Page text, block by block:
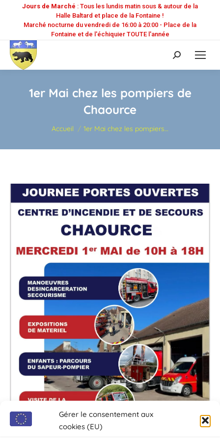
Gérer le consentement aux
cookies (EU)
Jours de Marché : Tous les lundis matin sous & autour de la
Halle Baltard et place de la Fontaine !
Marché nocturne du vendredi de 16:00 à 20:00 - Place de la
Fontaine et de l'échiquier TOUTE l'année
Recherche
:
1er Mai chez les pompiers de
Chaource
Vous êtes ici :
Accueil 1er Mai chez les pompiers…